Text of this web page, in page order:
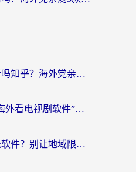
国外可以看央视影音吗知乎？海外党亲测有效的回国加速方案
海外党必看：选对“海外看电视剧软件”，再也不用愁国内剧刷不了
国外如何听国内音乐软件？别让地域限制，断了你的中文歌单